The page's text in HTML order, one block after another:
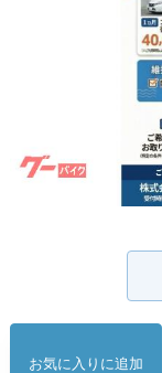
お気に入りに追加